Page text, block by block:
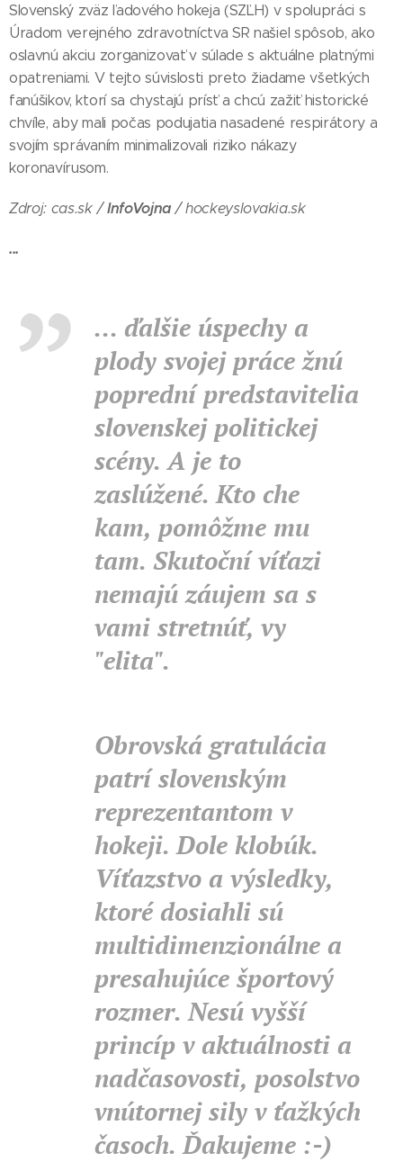
Slovenský zväz ľadového hokeja (SZĽH) v spolupráci s
Úradom verejného zdravotníctva SR našiel spôsob, ako
oslavnú akciu zorganizovať v súlade s aktuálne platnými
opatreniami. V tejto súvislosti preto žiadame všetkých
fanúšikov, ktorí sa chystajú prísť a chcú zažiť historické
chvíle, aby mali počas podujatia nasadené respirátory a
svojím správaním minimalizovali riziko nákazy
koronavírusom.
Zdroj: cas.sk /InfoVojna / hockeyslovakia.sk
...
... ďalšie úspechy a
plody svojej práce žnú
poprední predstavitelia
slovenskej politickej
scény. A je to
zaslúžené. Kto che
kam, pomôžme mu
tam. Skutoční víťazi
nemajú záujem sa s
vami stretnúť, vy
"elita".
Obrovská gratulácia
patrí slovenským
reprezentantom v
hokeji. Dole klobúk.
Víťazstvo a výsledky,
ktoré dosiahli sú
multidimenzionálne a
presahujúce športový
rozmer. Nesú vyšší
princíp v aktuálnosti a
nadčasovosti, posolstvo
vnútornej sily v ťažkých
časoch. Ďakujeme :-)